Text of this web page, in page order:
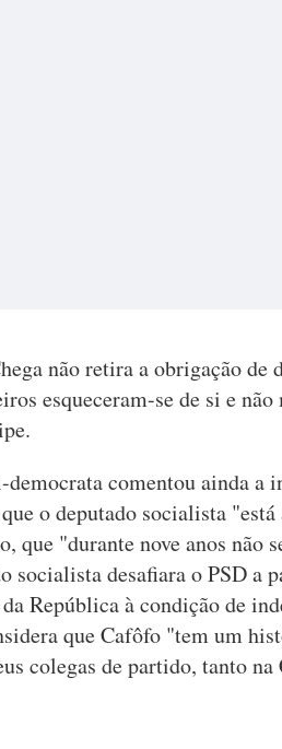
não retira a obrigação de
esqueceram-se de si e não
democrata comentou ainda a
o deputado socialista
que "durante nove anos não
socialista desafiara o PSD a
República à condição de
que Cafôfo "tem um
colegas de partido, tanto